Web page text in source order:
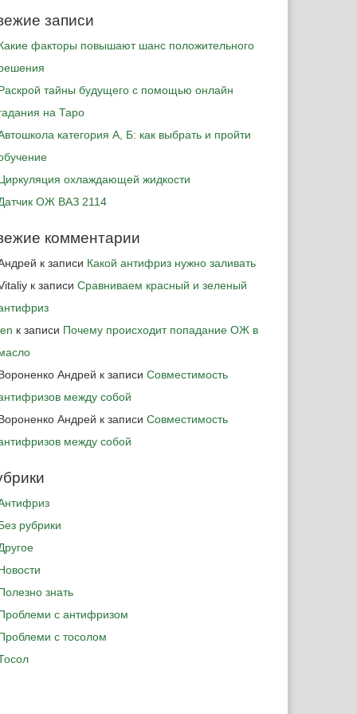
записи
факторы повышают шанс положительного
тайны будущего с помощью онлайн
на Таро
категория А, Б: как выбрать и пройти
охлаждающей жидкости
ОЖ ВАЗ 2114
комментарии
к записи Какой антифриз нужно заливать
к записи Сравниваем красный и зеленый
к записи Почему происходит попадание ОЖ в
Андрей к записи Совместимость
между собой
Андрей к записи Совместимость
между собой
рубрики
знать
с антифризом
с тосолом